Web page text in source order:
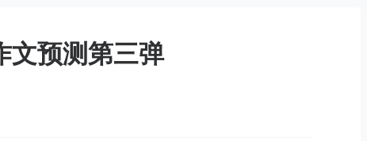
文预测第三弹